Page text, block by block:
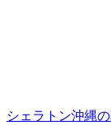
シェラトン沖縄